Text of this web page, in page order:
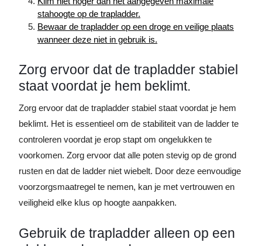
stahoogte op de trapladder.
Bewaar de trapladder op een droge en veilige plaats
wanneer deze niet in gebruik is.
Zorg ervoor dat de trapladder stabiel
staat voordat je hem beklimt.
Zorg ervoor dat de trapladder stabiel staat voordat je hem
beklimt. Het is essentieel om de stabiliteit van de ladder te
controleren voordat je erop stapt om ongelukken te
voorkomen. Zorg ervoor dat alle poten stevig op de grond
rusten en dat de ladder niet wiebelt. Door deze eenvoudige
voorzorgsmaatregel te nemen, kan je met vertrouwen en
veiligheid elke klus op hoogte aanpakken.
Gebruik de trapladder alleen op een